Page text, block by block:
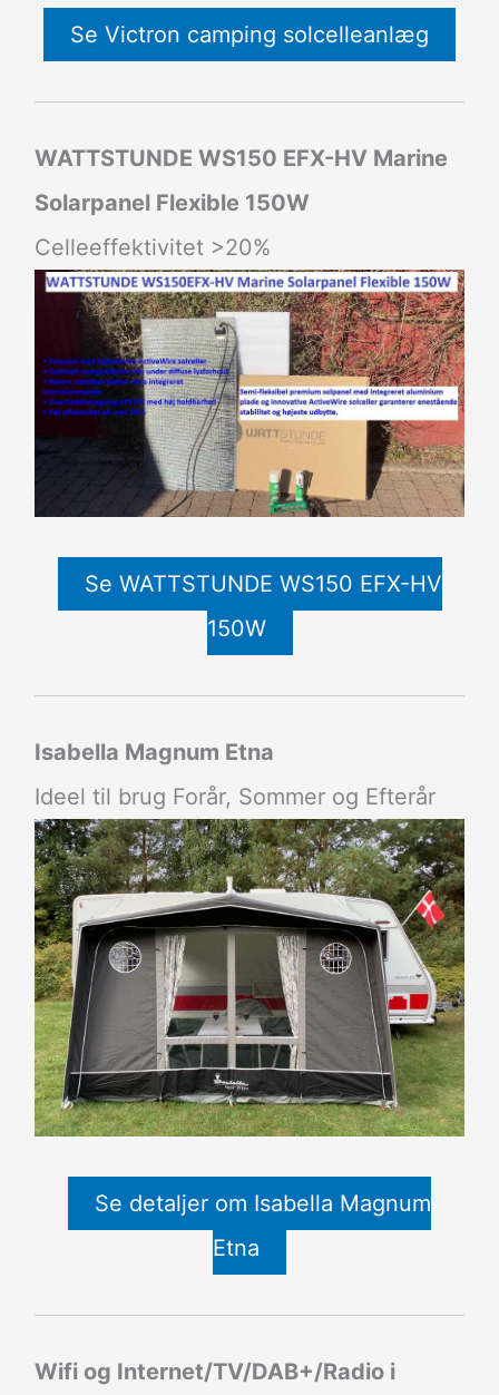
Se Victron camping solcelleanlæg
WATTSTUNDE WS150 EFX-HV Marine
Solarpanel Flexible 150W
Celleeffektivitet >20%
Se WATTSTUNDE WS150 EFX-HV
150W
Isabella Magnum Etna
Ideel til brug Forår, Sommer og Efterår
Se detaljer om Isabella Magnum
Etna
Wifi og Internet/TV/DAB+/Radio i